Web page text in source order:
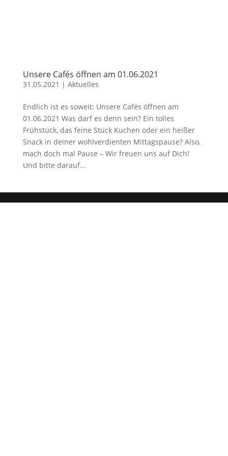
Unsere Cafés öffnen am 01.06.2021
31.05.2021 | Aktuelles
Endlich ist es soweit: Unsere Cafés öffnen am
01.06.2021 Was darf es denn sein? Ein tolles
Frühstück, das feine Stück Kuchen oder ein heißer
Snack in deiner wohlverdienten Mittagspause? Also,
mach doch mal Pause – Wir freuen uns auf Dich!
Und bitte darauf...